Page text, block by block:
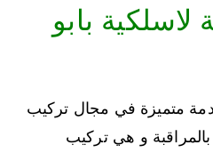
لاسلكية بابو
متميزة في مجال تركيب
بالمراقبة و هي تركيب